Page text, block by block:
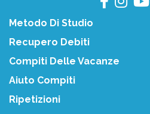
Metodo Di Studio
Recupero Debiti
Compiti Delle Vacanze
Aiuto Compiti
Ripetizioni